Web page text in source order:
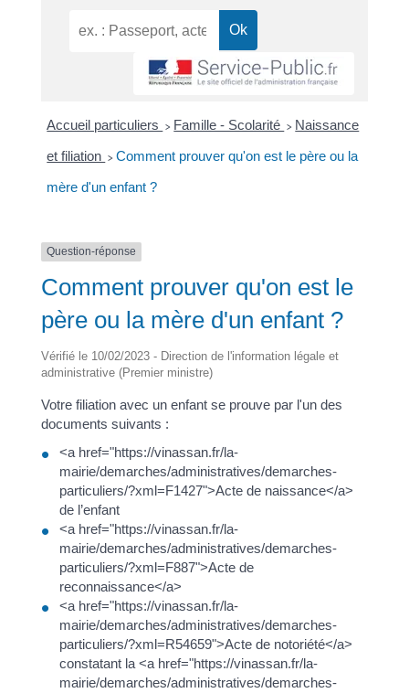
Accueil particuliers > Famille - Scolarité > Naissance
et filiation > Comment prouver qu'on est le père ou la
mère d'un enfant ?
Question-réponse
Comment prouver qu'on est le
père ou la mère d'un enfant ?
Vérifié le 10/02/2023 - Direction de l'information légale et
administrative (Premier ministre)
Votre filiation avec un enfant se prouve par l'un des
documents suivants :
<a href="https://vinassan.fr/la-
mairie/demarches/administratives/demarches-
particuliers/?xml=F1427">Acte de naissance</a>
de l’enfant
<a href="https://vinassan.fr/la-
mairie/demarches/administratives/demarches-
particuliers/?xml=F887">Acte de
reconnaissance</a>
<a href="https://vinassan.fr/la-
mairie/demarches/administratives/demarches-
particuliers/?xml=R54659">Acte de notoriété</a>
constatant la <a href="https://vinassan.fr/la-
mairie/demarches/administratives/demarches-